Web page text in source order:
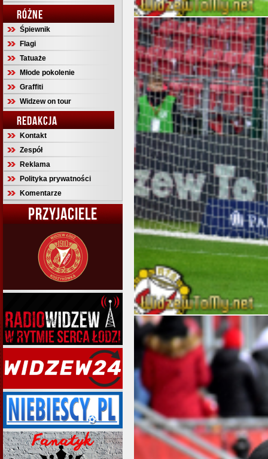
RÓŻNE
Śpiewnik
Flagi
Tatuaże
Młode pokolenie
Graffiti
Widzew on tour
REDAKCJA
Kontakt
Zespół
Reklama
Polityka prywatności
Komentarze
PRZYJACIELE